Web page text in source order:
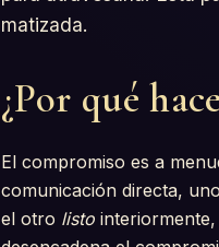
matizada.
¿Por qué
El compromiso es a
comunicación directa,
el otro listo